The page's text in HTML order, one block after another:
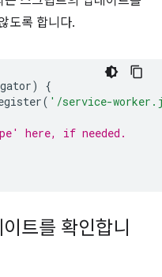
도록 합니다.
)
{
( '/service-
here, if needed.
트를 확인합니